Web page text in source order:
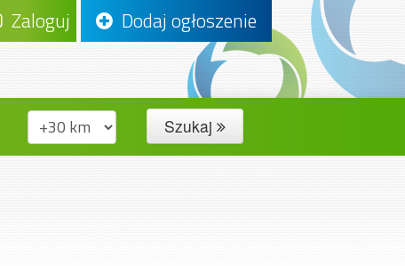
Zaloguj Dodaj ogłoszenie
Szukaj